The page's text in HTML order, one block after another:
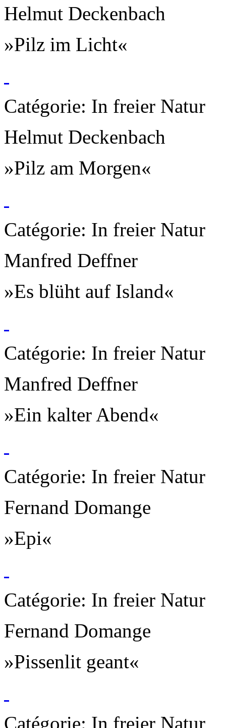
Helmut Deckenbach
»Pilz im Licht«
Catégorie: In freier Natur
Helmut Deckenbach
»Pilz am Morgen«
Catégorie: In freier Natur
Manfred Deffner
»Es blüht auf Island«
Catégorie: In freier Natur
Manfred Deffner
»Ein kalter Abend«
Catégorie: In freier Natur
Fernand Domange
»Epi«
Catégorie: In freier Natur
Fernand Domange
»Pissenlit geant«
Catégorie: In freier Natur